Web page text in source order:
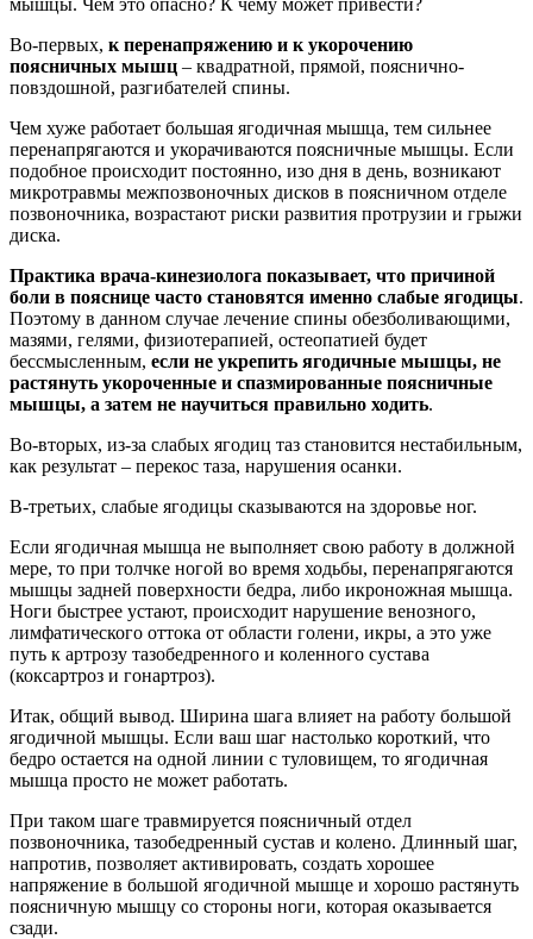
Во-первых, к перенапряжению и к укорочению
поясничных мышц – квадратной, прямой, пояснично-
повздошной, разгибателей спины.
Чем хуже работает большая ягодичная мышца, тем сильнее
перенапрягаются и укорачиваются поясничные мышцы. Если
подобное происходит постоянно, изо дня в день, возникают
микротравмы межпозвоночных дисков в поясничном отделе
позвоночника, возрастают риски развития протрузии и грыжи
диска.
Практика врача-кинезиолога показывает, что причиной
боли в пояснице часто становятся именно слабые ягодицы.
Поэтому в данном случае лечение спины обезболивающими,
мазями, гелями, физиотерапией, остеопатией будет
бессмысленным, если не укрепить ягодичные мышцы, не
растянуть укороченные и спазмированные поясничные
мышцы, а затем не научиться правильно ходить.
Во-вторых, из-за слабых ягодиц таз становится нестабильным,
как результат – перекос таза, нарушения осанки.
В-третьих, слабые ягодицы сказываются на здоровье ног.
Если ягодичная мышца не выполняет свою работу в должной
мере, то при толчке ногой во время ходьбы, перенапрягаются
мышцы задней поверхности бедра, либо икроножная мышца.
Ноги быстрее устают, происходит нарушение венозного,
лимфатического оттока от области голени, икры, а это уже
путь к артрозу тазобедренного и коленного сустава
(коксартроз и гонартроз).
Итак, общий вывод. Ширина шага влияет на работу большой
ягодичной мышцы. Если ваш шаг настолько короткий, что
бедро остается на одной линии с туловищем, то ягодичная
мышца просто не может работать.
При таком шаге травмируется поясничный отдел
позвоночника, тазобедренный сустав и колено. Длинный шаг,
напротив, позволяет активировать, создать хорошее
напряжение в большой ягодичной мышце и хорошо растянуть
поясничную мышцу со стороны ноги, которая оказывается
сзади.